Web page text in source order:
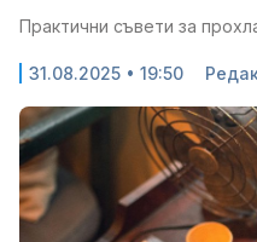
Практични съвети за
31.08.2025 • 19:50